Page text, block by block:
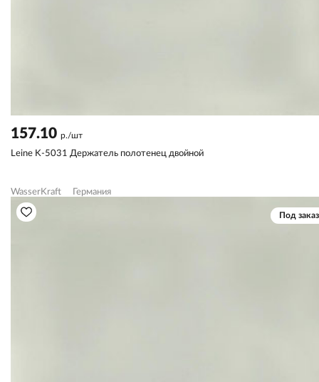
157.10 р./шт
Leine K-5031 Держатель полотенец двойной
WasserKraft Германия
Под заказ